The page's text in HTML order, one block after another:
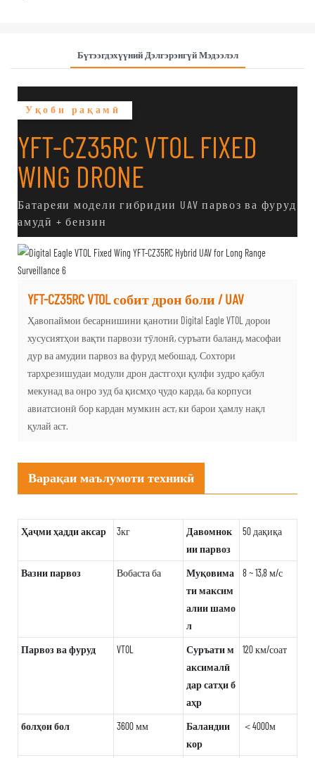
Бүтээгдэхүүний Дэлгэрэнгүй Мэдээлэл
Уқоби рақамӣ
YFT-CZ35RC VTOL FIXED
WING DRONE
Батареяи модели гибридии UAV парвоз ва фуруд
амудӣ + бензин
YFT-CZ35RC VTOL собит дрон боли / UAV
Ҳавопаймои бесарнишини қанотии Digital Eagle VTOL дорои
хусусиятҳои вақти парвози тӯлонӣ, суръати баланд, масофаи
дур ва амудии парвоз ва фуруд мебошад. Сохтори
тарҳрезишудаи модули дрон дастгоҳи қулфи зудро қабул
мекунад ва онро зуд ба қисмҳо ҷудо карда, ба корпуси
авиатсионӣ бор кардан мумкин аст, ки барои ҳамлу нақл
қулай аст.
Варақаи маълумоти техникӣ
Ҳаҷми ҳадди аксар 3кг
Давомнок
ии парвоз
50 дақиқа
Вазни парвоз Вобаста ба
Муқовима
ти максим
алии шамо
л
8 ~ 13,8 м/с
Парвоз ва фуруд VTOL
Суръати м
аксималӣ
дар сатҳи б
аҳр
120 км/соат
болҳои бол 3600 мм
Баландии
кор
＜4000м